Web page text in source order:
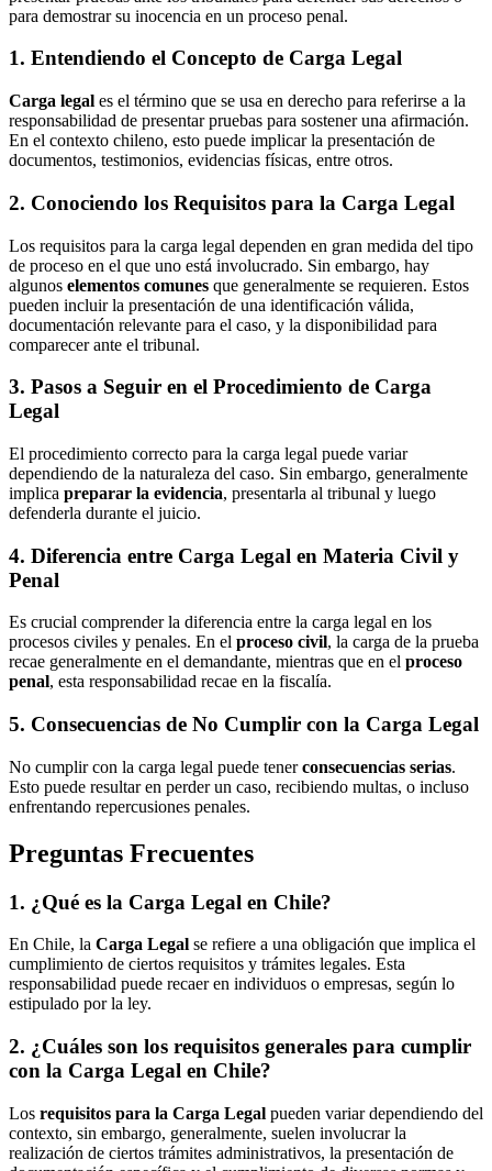
para demostrar su inocencia en un proceso penal.
1. Entendiendo el Concepto de Carga Legal
Carga legal es el término que se usa en derecho para referirse a la
responsabilidad de presentar pruebas para sostener una afirmación.
En el contexto chileno, esto puede implicar la presentación de
documentos, testimonios, evidencias físicas, entre otros.
2. Conociendo los Requisitos para la Carga Legal
Los requisitos para la carga legal dependen en gran medida del tipo
de proceso en el que uno está involucrado. Sin embargo, hay
algunos elementos comunes que generalmente se requieren. Estos
pueden incluir la presentación de una identificación válida,
documentación relevante para el caso, y la disponibilidad para
comparecer ante el tribunal.
3. Pasos a Seguir en el Procedimiento de Carga
Legal
El procedimiento correcto para la carga legal puede variar
dependiendo de la naturaleza del caso. Sin embargo, generalmente
implica preparar la evidencia, presentarla al tribunal y luego
defenderla durante el juicio.
4. Diferencia entre Carga Legal en Materia Civil y
Penal
Es crucial comprender la diferencia entre la carga legal en los
procesos civiles y penales. En el proceso civil, la carga de la prueba
recae generalmente en el demandante, mientras que en el proceso
penal, esta responsabilidad recae en la fiscalía.
5. Consecuencias de No Cumplir con la Carga Legal
No cumplir con la carga legal puede tenerconsecuencias serias.
Esto puede resultar en perder un caso, recibiendo multas, o incluso
enfrentando repercusiones penales.
Preguntas Frecuentes
1. ¿Qué es la Carga Legal en Chile?
En Chile, la Carga Legal se refiere a una obligación que implica el
cumplimiento de ciertos requisitos y trámites legales. Esta
responsabilidad puede recaer en individuos o empresas, según lo
estipulado por la ley.
2. ¿Cuáles son los requisitos generales para cumplir
con la Carga Legal en Chile?
Los requisitos para la Carga Legal pueden variar dependiendo del
contexto, sin embargo, generalmente, suelen involucrar la
realización de ciertos trámites administrativos, la presentación de